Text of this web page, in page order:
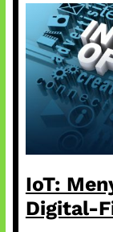
IoT:
Digital-